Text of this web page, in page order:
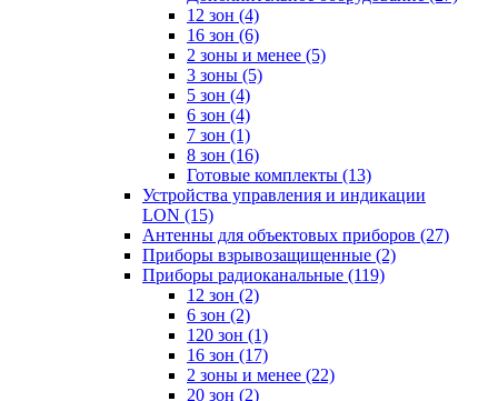
12 зон (4)
16 зон (6)
2 зоны и менее (5)
3 зоны (5)
5 зон (4)
6 зон (4)
7 зон (1)
8 зон (16)
Готовые комплекты (13)
Устройства управления и индикации
LON (15)
Антенны для объектовых приборов (27)
Приборы взрывозащищенные (2)
Приборы радиоканальные (119)
12 зон (2)
6 зон (2)
120 зон (1)
16 зон (17)
2 зоны и менее (22)
20 зон (2)